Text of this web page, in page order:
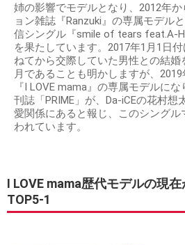
姉の影響でモデルとなり、2012年
ョン雑誌『Ranzuki』の専属モデル
信シングル『smile of tears feat.A-
を果たしています。2017年1月1日
ねてから交際していた男性との結
月であることも明かしますが、
『I LOVE mama』の専属モデルに
刊誌「PRIME」が、Da-iCEの花村
愛関係にあると報じ、このシング
われています。
I LOVE mama歴代モデルの現
TOP5-1